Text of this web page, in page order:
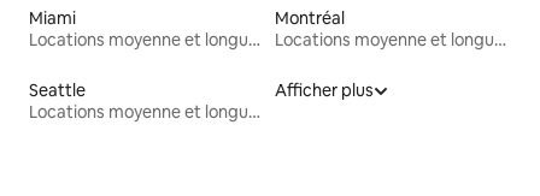
Miami
Locations moyenne et longue durée
Montréal
Locations moyenne et longue durée
Seattle
Locations moyenne et longue durée
Afficher plus